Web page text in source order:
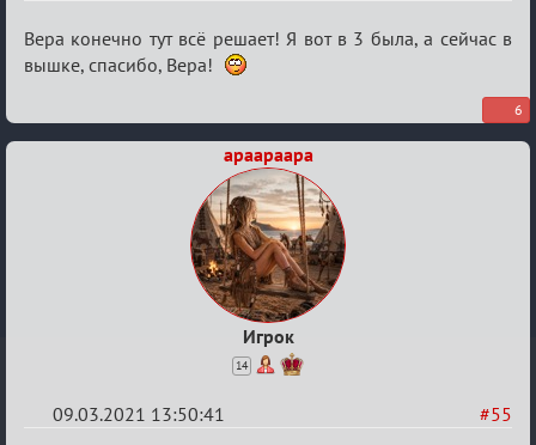
Re:
Разговоры
XIX
Вера конечно тут всё решает! Я вот в 3 была, а сейчас в
вышке, спасибо, Вера!
6
apaapaapa
Игрок
14
#55
09.03.2021 13:50:41